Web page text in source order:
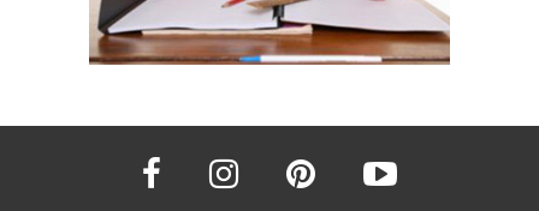
facebook instagram